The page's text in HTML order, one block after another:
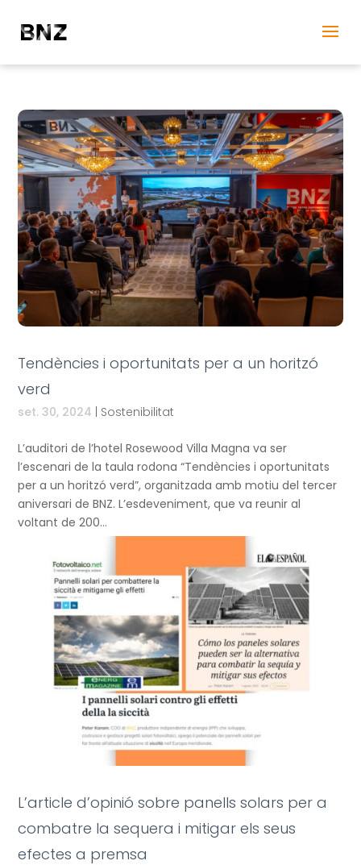
Tendències i oportunitats per a un horitzó
verd
set. 30, 2024 | Sostenibilitat
L’auditori de l’hotel Rosewood Villa Magna va ser
l’escenari de la taula rodona “Tendències i oportunitats
per a un horitzó verd”, organitzada amb motiu del tercer
aniversari de BNZ. L’esdeveniment, que va reunir al
voltant de 200...
L’article d’opinió sobre panells solars per a
combatre la sequera i mitigar els seus
efectes a premsa